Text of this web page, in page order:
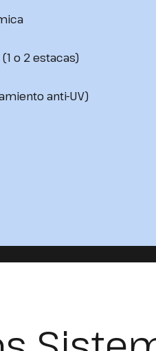
o 2 estacas)
anti-UV)